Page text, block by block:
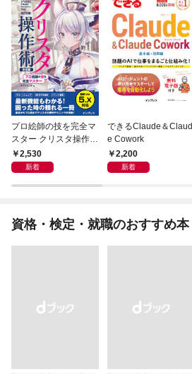
プロ絵師の技を完全マ
スター クリスタ操作術
決定版 改訂2版 CLIP S
TUDIO PAINT PRO/E
2,530
新着
できるClaude＆Claud
e Cowork
2,200
新着
資格・検定・就職のおすすめ本